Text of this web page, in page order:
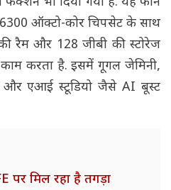
6300 ऑक्टो-कोर चिपसेट के साथ
रैम और 128 जीबी की स्टोरेज
काम करता है. इसमें गूगल जेमिनी,
और एआई स्टूडियो जैसे AI बूस्ट
पर मिल रहा है तगड़ा